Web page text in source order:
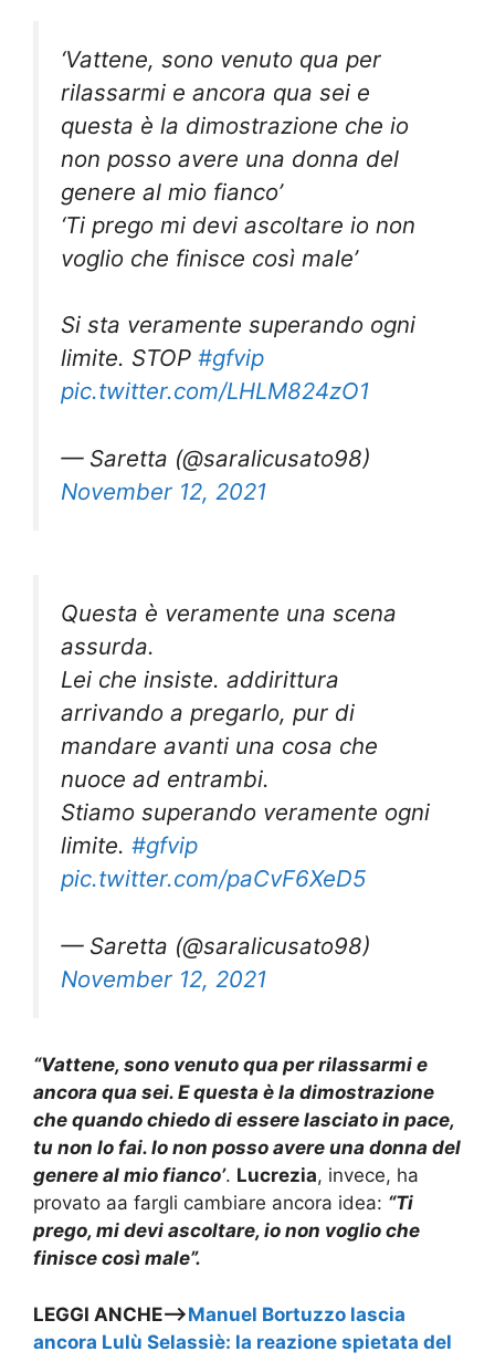
‘Vattene, sono venuto qua per
rilassarmi e ancora qua sei e
questa è la dimostrazione che io
non posso avere una donna del
genere al mio fianco’
‘Ti prego mi devi ascoltare io non
voglio che finisce così male’
Si sta veramente superando ogni
limite. STOP #gfvip
pic.twitter.com/LHLM824zO1
— Saretta (@saralicusato98)
November 12, 2021
assurda.
Lei che insiste. addirittura
arrivando a pregarlo, pur di
mandare avanti una cosa che
nuoce ad entrambi.
Stiamo superando veramente ogni
limite.#gfvip
pic.twitter.com/paCvF6XeD5
November 12, 2021
ancora qua sei. E questa è la dimostrazione
che quando chiedo di essere lasciato in pace,
tu non lo fai. Io non posso avere una donna del
genere al mio fianco’.Lucrezia, invece, ha
provato aa fargli cambiare ancora idea:“Ti
prego, mi devi ascoltare, io non voglio che
finisce così male”.
ancora Lulù Selassiè: la reazione spietata del
web